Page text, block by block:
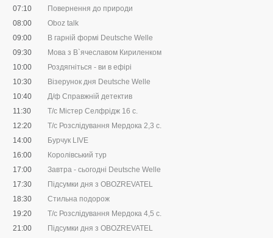
07:10
Повернення до природи
08:00
Oboz talk
09:00
В гарній формі Deutsche Welle
09:30
Мова з В`ячеславом Кириленком
10:00
Роздягніться - ви в ефірі
10:30
Візерунок дня Deutsche Welle
10:40
Д/ф Справжній детектив
11:30
Т/с Містер Селфрідж 16 с.
12:20
Т/с Розслідування Мердока 2,3 c.
14:00
Бурчук LIVE
16:00
Королівський тур
17:00
Завтра - сьогодні Deutsche Welle
17:30
Підсумки дня з OBOZREVATEL
18:30
Стильна подорож
19:20
Т/с Розслідування Мердока 4,5 c.
21:00
Підсумки дня з OBOZREVATEL